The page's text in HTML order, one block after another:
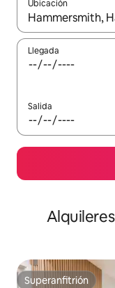
Ubicación
Cuando los
Llegada
Salida
Superanfitrión